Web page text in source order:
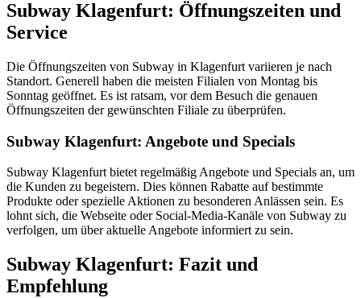
Subway Klagenfurt: Öffnungszeiten und
Service
Die Öffnungszeiten von Subway in Klagenfurt variieren je nach
Standort. Generell haben die meisten Filialen von Montag bis
Sonntag geöffnet. Es ist ratsam, vor dem Besuch die genauen
Öffnungszeiten der gewünschten Filiale zu überprüfen.
Subway Klagenfurt: Angebote und Specials
Subway Klagenfurt bietet regelmäßig Angebote und Specials an, um
die Kunden zu begeistern. Dies können Rabatte auf bestimmte
Produkte oder spezielle Aktionen zu besonderen Anlässen sein. Es
lohnt sich, die Webseite oder Social-Media-Kanäle von Subway zu
verfolgen, um über aktuelle Angebote informiert zu sein.
Subway Klagenfurt: Fazit und
Empfehlung